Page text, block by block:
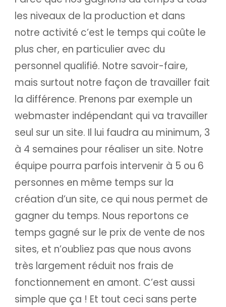
les niveaux de la production et dans
notre activité c’est le temps qui coûte le
plus cher, en particulier avec du
personnel qualifié. Notre savoir-faire,
mais surtout notre façon de travailler fait
la différence. Prenons par exemple un
webmaster indépendant qui va travailler
seul sur un site. Il lui faudra au minimum, 3
à 4 semaines pour réaliser un site. Notre
équipe pourra parfois intervenir à 5 ou 6
personnes en même temps sur la
création d’un site, ce qui nous permet de
gagner du temps. Nous reportons ce
temps gagné sur le prix de vente de nos
sites, et n’oubliez pas que nous avons
très largement réduit nos frais de
fonctionnement en amont. C’est aussi
simple que ça ! Et tout ceci sans perte